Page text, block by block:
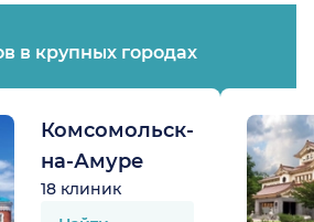
в крупных городах
Комсомольск-
на-Амуре
18 клиник